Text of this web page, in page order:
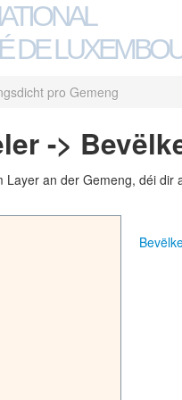
DE
pro Gemeng
->
an der Gemeng, déi